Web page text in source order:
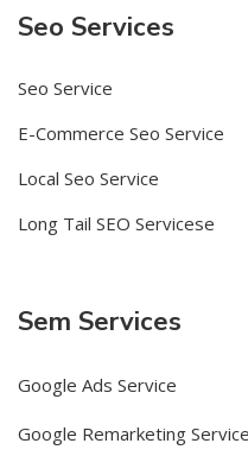
Seo Services
Seo Service
E-Commerce Seo Service
Local Seo Service
Long Tail SEO Servicese
Sem Services
Google Ads Service
Google Remarketing Service